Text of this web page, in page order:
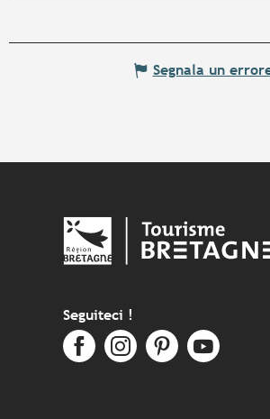
Segnala un
Seguiteci !